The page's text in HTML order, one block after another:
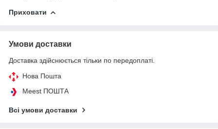
Приховати
Умови доставки
Доставка здійснюється тільки по передоплаті.
Нова Пошта
Meest ПОШТА
Всі умови доставки